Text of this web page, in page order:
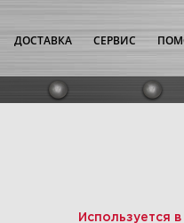
ДОСТАВКА СЕРВИС
Используется